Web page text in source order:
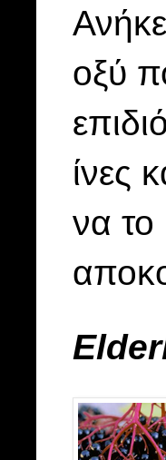
οξύ
ίνες
να